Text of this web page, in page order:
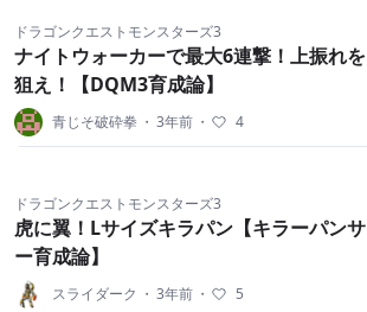
ドラゴンクエストモンスターズ3
ナイトウォーカーで最大6連撃！上振れを
狙え！【DQM3育成論】
青じそ破砕拳 ・ 3年前 ・ 4
ドラゴンクエストモンスターズ3
虎に翼！Lサイズキラパン【キラーパンサ
ー育成論】
スライダーク ・ 3年前 ・ 5